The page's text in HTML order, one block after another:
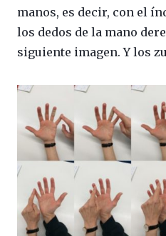
manos, es decir, con el
los dedos de la mano
siguiente imagen. Y los